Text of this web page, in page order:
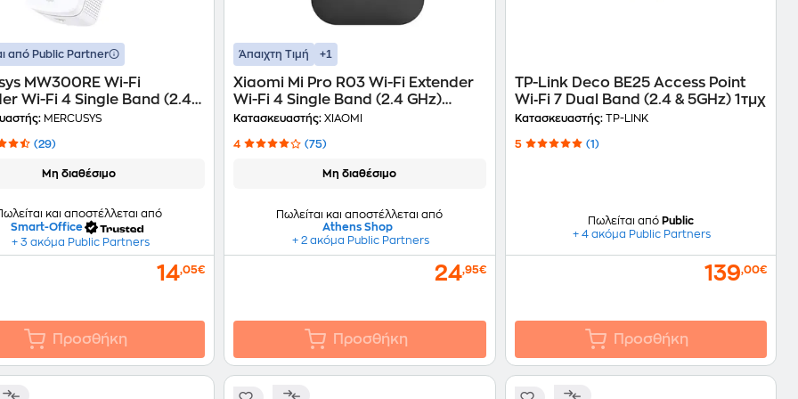
από Public Partner
MW300RE Wi-Fi
Wi-Fi 4 Single Band (2.4
MERCUSYS
(29)
Μη διαθέσιμο
και αποστέλλεται από
Smart-Office
+ 3 ακόμα Public Partners
14,05€
Προσθήκη
Άπαιχτη Τιμή +1
Xiaomi Mi Pro R03 Wi-Fi Extender
Wi-Fi 4 Single Band (2.4 GHz)
300Mbps
Κατασκευαστής: XIAOMI
4 (75)
Μη διαθέσιμο
Πωλείται και αποστέλλεται από
Athens Shop
+ 2 ακόμα Public Partners
24,95€
Προσθήκη
TP-Link Deco BE25 Access Point
Wi‑Fi 7 Dual Band (2.4 & 5GHz) 1τμχ
Κατασκευαστής:TP-LINK
5 (1)
Πωλείται από Public
+ 4 ακόμα Public Partners
139,00€
Προσθήκη